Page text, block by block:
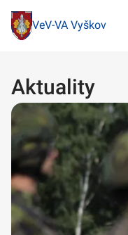
VeV-VA Vyškov
Aktuality